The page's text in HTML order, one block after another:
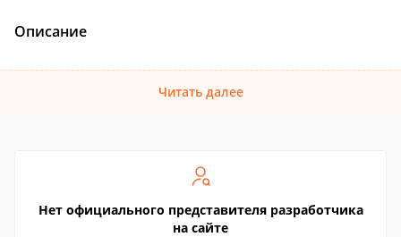
Описание
Читать далее
Нет официального представителя разработчика
на сайте